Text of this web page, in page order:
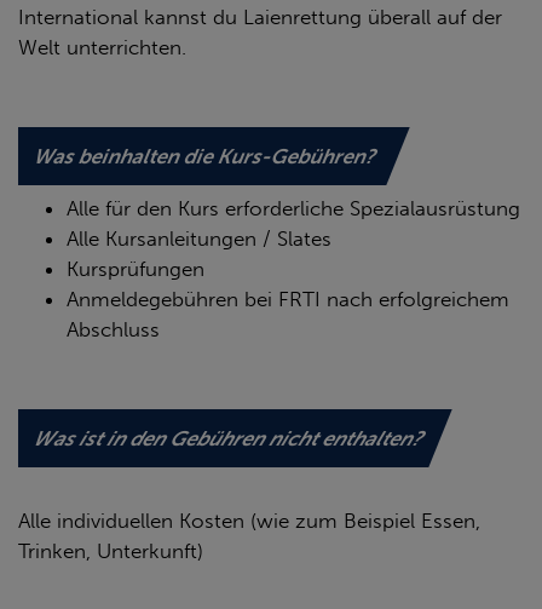
International kannst du Laienrettung überall auf der
Welt unterrichten.
Was beinhalten die Kurs-Gebühren?
Alle für den Kurs erforderliche Spezialausrüstung
Alle Kursanleitungen / Slates
Kursprüfungen
Anmeldegebühren bei FRTI nach erfolgreichem
Abschluss
Was ist in den Gebühren nicht enthalten?
Alle individuellen Kosten (wie zum Beispiel Essen,
Trinken, Unterkunft)